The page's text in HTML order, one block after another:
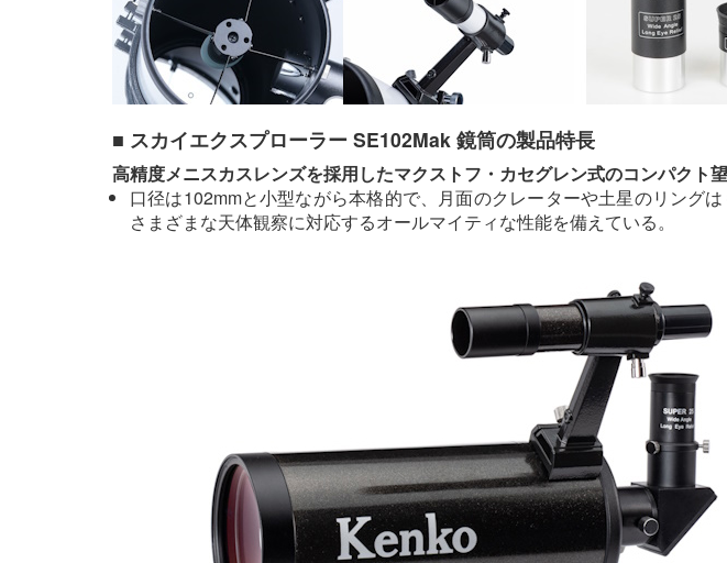
■ スカイエクスプローラー SE102Mak 鏡筒の製品特長
高精度メニスカスレンズを採用したマクストフ・カセグレン式のコンパクト
口径は102mmと小型ながら本格的で、月面のクレーターや土星のリング
さまざまな天体観察に対応するオールマイティな性能を備えている。